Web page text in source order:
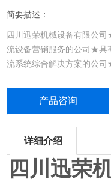
简要描述：
四川迅荣机械设备有限公
流设备营销服务的公司★具
流系统综合解决方案的公
产品咨询
详细介绍
四川迅荣